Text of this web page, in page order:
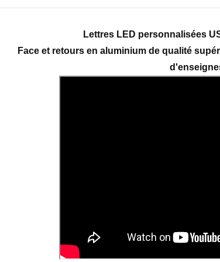
Lettres LED personnalisées
Face et retours en aluminium de qualité